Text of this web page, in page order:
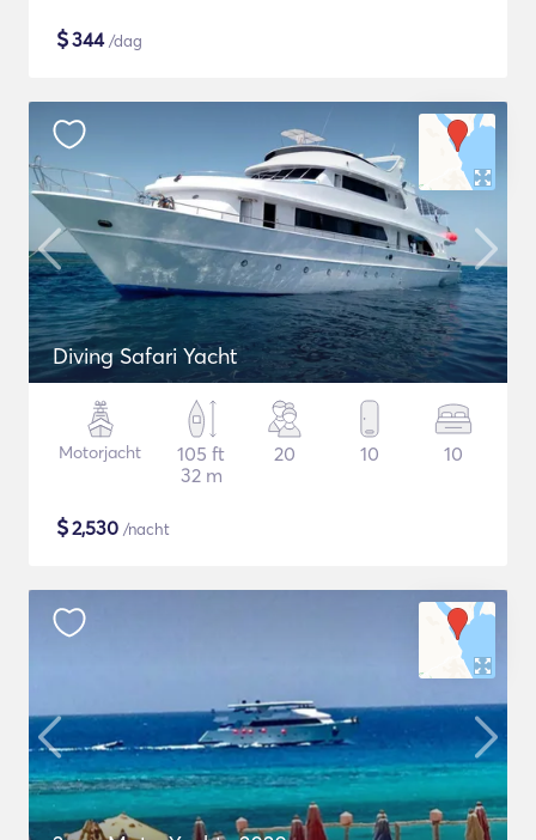
$344/dag
Diving Safari Yacht
Motorjacht
105 ft
32 m
20 10 10
$2,530 /nacht